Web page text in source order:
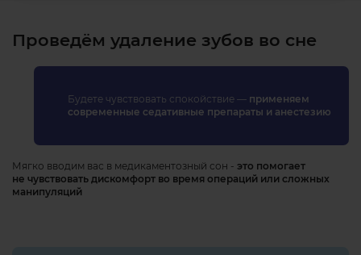
Проведём удаление зубов во сне
Мягко вводим вас в медикаментозный сон - это помогает
не чувствовать дискомфорт во время операций или сложных
манипуляций
Будете чувствовать спокойствие — применяем
современные седативные препараты и анестезию